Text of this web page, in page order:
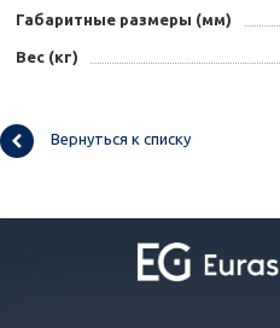
Габаритные размеры (мм)
Вес (кг)
Вернуться к списку